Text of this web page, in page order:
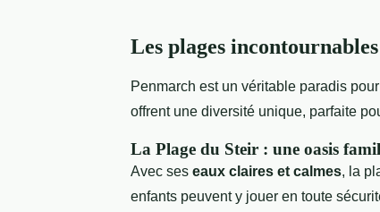
Les plages
Penmarch est un véritable paradis
offrent une diversité unique, parfaite
La Plage du Steir : une oasis
Avec ses eaux claires et calmes, la
enfants peuvent y jouer en toute